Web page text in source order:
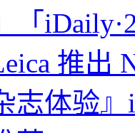
「
推出
志体验